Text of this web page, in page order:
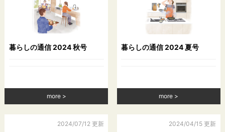
ことが困難な場合であって，本人の権利利益を保護するために
必要なこれに代わるべき措置をとれる場合は，この代替策を講
じます。
第８条（プライバシーポリシーの変更）
当社が別途定める場合を除いて，変更後のプライバシーポリシ
ーは，本ウェブサイトに掲載したときから効力を生じるものと
します。
暮らしの通信 2024 秋号
more
暮らしの通信 2024 夏号
more
2024/07/12 更新 2024/04/15 更新